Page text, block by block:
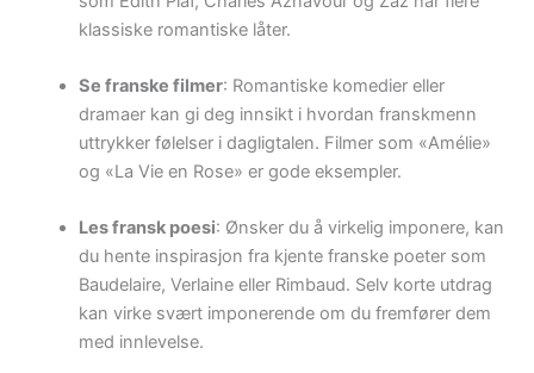
klassiske romantiske låter.
Se franske filmer: Romantiske komedier eller
dramaer kan gi deg innsikt i hvordan franskmenn
uttrykker følelser i dagligtalen. Filmer som «Amélie»
og «La Vie en Rose» er gode eksempler.
Les fransk poesi: Ønsker du å virkelig imponere, kan
du hente inspirasjon fra kjente franske poeter som
Baudelaire, Verlaine eller Rimbaud. Selv korte utdrag
kan virke svært imponerende om du fremfører dem
med innlevelse.